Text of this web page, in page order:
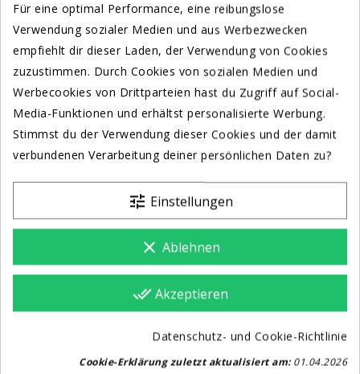
598,00 €
KAUFEN BZW ANGEBOT
690,00 €
KAUFEN BZW ANGEBOT
DECKENMIKROFONE
Für eine optimal Performance, eine reibungslose
Verwendung sozialer Medien und aus Werbezwecken
empfiehlt dir dieser Laden, der Verwendung von Cookies
zuzustimmen. Durch Cookies von sozialen Medien und
Werbecookies von Drittparteien hast du Zugriff auf Social-
Media-Funktionen und erhältst personalisierte Werbung.
Stimmst du der Verwendung dieser Cookies und der damit
verbundenen Verarbeitung deiner persönlichen Daten zu?
tune Einstellungen
clear Ablehnen
done_all Akzeptieren
Datenschutz- und Cookie-Richtlinie
Cookie-Erklärung zuletzt aktualisiert am:01.04.2026